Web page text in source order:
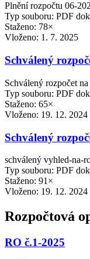
Plnění rozpočtu 06-
Typ souboru: PDF
Staženo: 78×
Vloženo: 1. 7. 2025
Schválený
Schválený rozpočet
Typ souboru: PDF
Staženo: 65×
Vloženo: 19. 12. 2024
Schválený
schválený vyhled-na-
Typ souboru: PDF
Staženo: 91×
Vloženo: 19. 12. 2024
Rozpočtová
RO č.1-2025